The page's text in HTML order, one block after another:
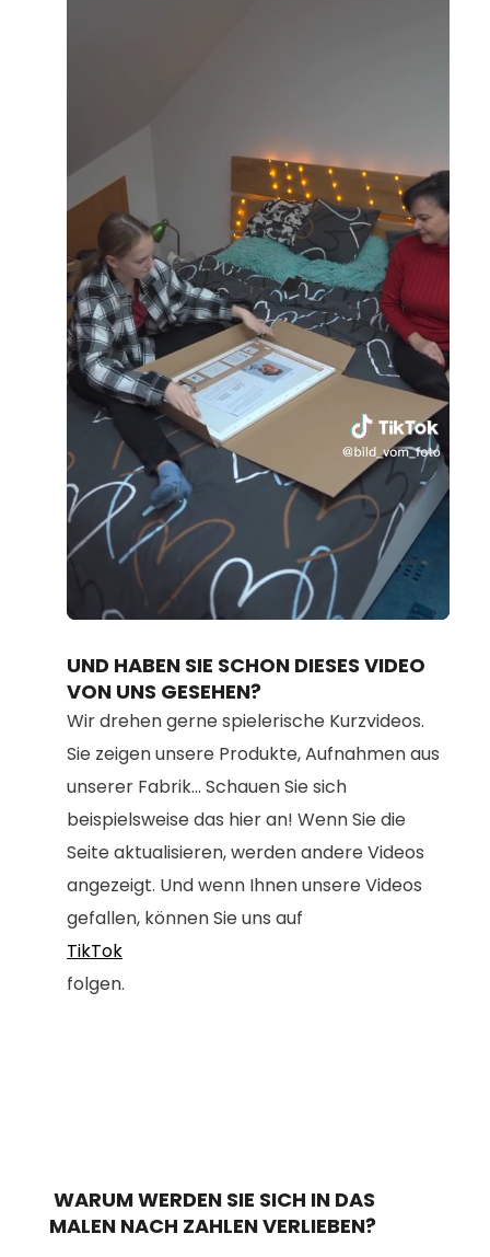
Unmute Loaded
80.67%
UND HABEN SIE SCHON DIESES VIDEO
VON UNS GESEHEN?
Wir drehen gerne spielerische Kurzvideos.
Sie zeigen unsere Produkte, Aufnahmen aus
unserer Fabrik... Schauen Sie sich
beispielsweise das hier an! Wenn Sie die
Seite aktualisieren, werden andere Videos
angezeigt. Und wenn Ihnen unsere Videos
gefallen, können Sie uns auf
TikTok
folgen.
WARUM WERDEN SIE SICH IN DAS
MALEN NACH ZAHLEN VERLIEBEN?